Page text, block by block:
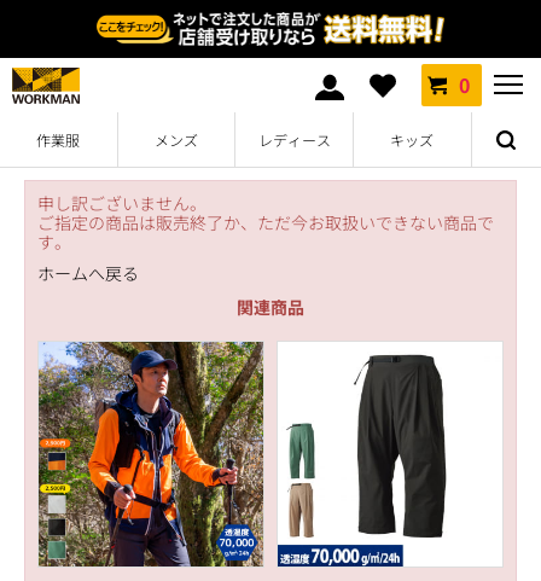
0
作業服 メンズ レディース キッズ
申し訳ございません。
ご指定の商品は販売終了か、ただ今お取扱いできない商品で
す。
ホームへ戻る
関連商品